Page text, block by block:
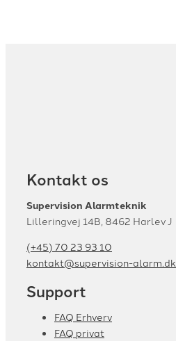
Kontakt os
Supervision Alarmteknik
Lilleringvej 14B, 8462 Harlev J
(+45) 70 23 93 10
kontakt@supervision-alarm.dk
Support
FAQ Erhverv
FAQ privat